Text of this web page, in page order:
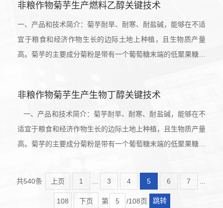
的悬浮床生物反应器。在此基础上：建立了形状不规则、大小
不均一、非刚性自絮凝颗粒酵母在线表征方法，研究了自絮凝
颗粒酵母生长和酒精...
非粮作物菊芋生产燃料乙醇关键技术
一、产品和技术简介：菊芋耐旱、耐寒、耐盐碱，能够在不适
宜于粮食和经济作物生长的边际土地上种植，且生物质产量
高。菊芋的主要成分菊粉是带有一个葡萄糖末端的低聚果糖，
食类淀粉质原料生产燃料乙醇和其它生物基化学品可供选择的
原料之一。以非粮作物菊芋块茎为原料生产燃料乙醇，拥有具
有菊粉酶生产能力且乙...
非粮作物菊芋生产生物丁醇关键技术
一、产品和技术简介：菊芋耐旱、耐寒、耐盐碱，能够在不
适宜于粮食和经济作物生长的边际土地上种植，且生物质产量
高。菊芋的主要成分菊粉是带有一个葡萄糖末端的低聚果糖，
基化学品可供选择的原料之一。针对菊芋物料的特点，选育驯
化出适用于菊芋原料的丁醇发酵菌种。在此基础上针对发酵终
点丁醇产量低（丁醇浓度低、丁醇占总溶剂比例仅有约60%）
共540条 上页 1 3 4 5 6 7
108 下页 第 /108页 跳转